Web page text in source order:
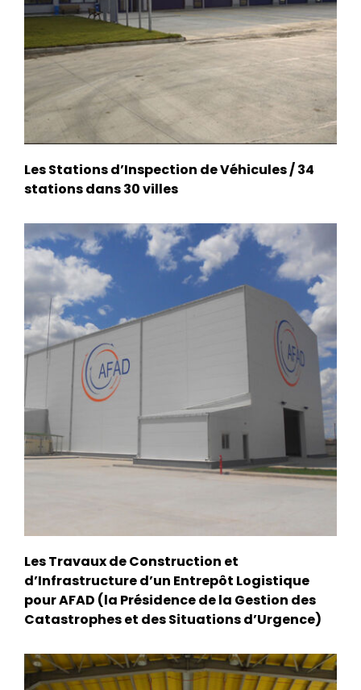
Les Stations d’Inspection de Véhicules / 34
stations dans 30 villes
Les Travaux de Construction et
d’Infrastructure d’un Entrepôt Logistique
pour AFAD (la Présidence de la Gestion des
Catastrophes et des Situations d’Urgence)